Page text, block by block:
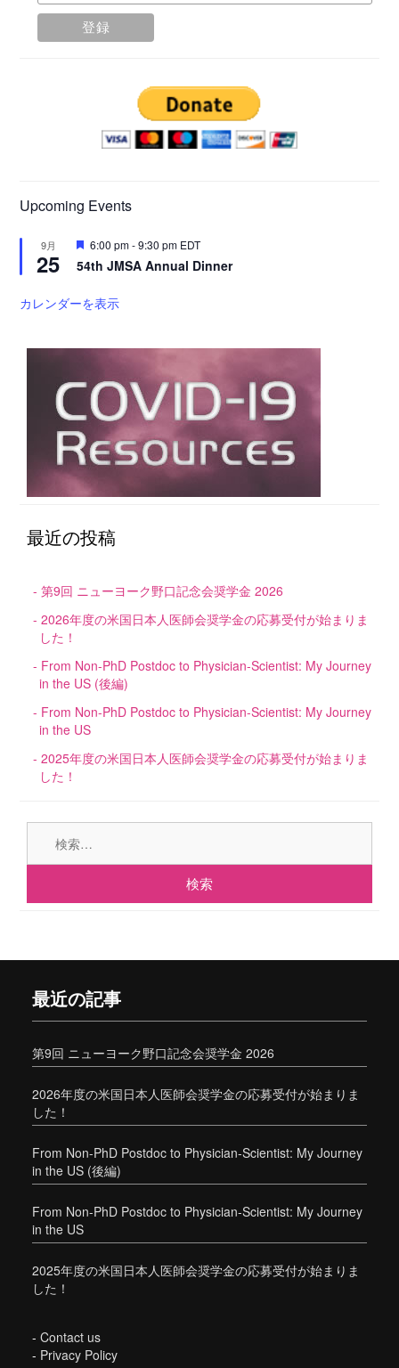
Upcoming Events
9月
25
注
目
6:00 pm-9:30 pm EDT
54th JMSA Annual Dinner
カレンダーを表示
最近の投稿
第9回 ニューヨーク野口記念会奨学金 2026
2026年度の米国日本人医師会奨学金の応募受付が始まりま
した！
From Non-PhD Postdoc to Physician-Scientist: My Journey
in the US (後編)
From Non-PhD Postdoc to Physician-Scientist: My Journey
in the US
2025年度の米国日本人医師会奨学金の応募受付が始まりま
した！
最近の記事
第9回 ニューヨーク野口記念会奨学金 2026
2026年度の米国日本人医師会奨学金の応募受付が始まりま
した！
From Non-PhD Postdoc to Physician-Scientist: My Journey
in the US (後編)
From Non-PhD Postdoc to Physician-Scientist: My Journey
in the US
2025年度の米国日本人医師会奨学金の応募受付が始まりま
した！
- Contact us
- Privacy Policy